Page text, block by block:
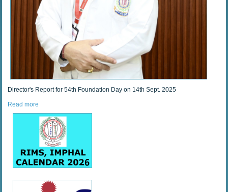
Director's Report for 54th Foundation Day on 14th Sept. 2025
Read more